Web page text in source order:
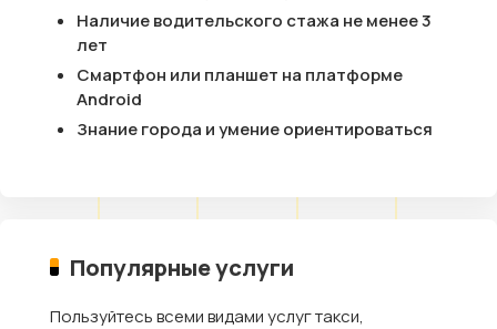
Наличие водительского стажа не менее 3
лет
Смартфон или планшет на платформе
Android
Знание города и умение ориентироваться
Популярные услуги
Пользуйтесь всеми видами услуг такси,